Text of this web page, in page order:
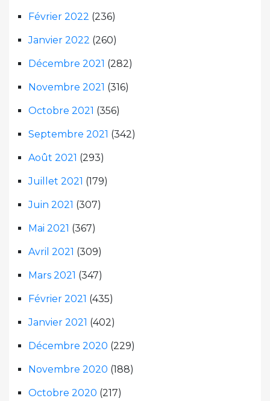
Février 2022 (236)
Janvier 2022 (260)
Décembre 2021 (282)
Novembre 2021 (316)
Octobre 2021 (356)
Septembre 2021 (342)
Août 2021 (293)
Juillet 2021 (179)
Juin 2021 (307)
Mai 2021 (367)
Avril 2021 (309)
Mars 2021 (347)
Février 2021 (435)
Janvier 2021 (402)
Décembre 2020 (229)
Novembre 2020 (188)
Octobre 2020 (217)